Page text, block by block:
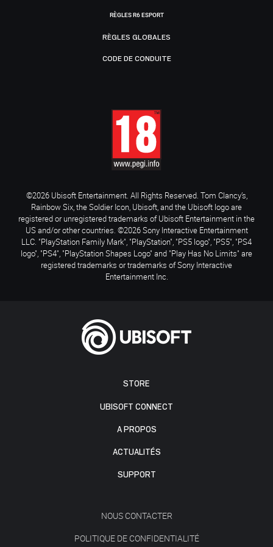
STORE
UBISOFT CONNECT
A PROPOS
ACTUALITÉS
SUPPORT
NOUS CONTACTER
POLITIQUE DE CONFIDENTIALITÉ
RÈGLES R6 ESPORT
RÈGLES GLOBALES
CODE DE CONDUITE
©2026 Ubisoft Entertainment. All Rights Reserved. Tom Clancy’s,
Rainbow Six, the Soldier Icon, Ubisoft, and the Ubisoft logo are
registered or unregistered trademarks of Ubisoft Entertainment in the
US and/or other countries. ©2026 Sony Interactive Entertainment
LLC. "PlayStation Family Mark", "PlayStation", "PS5 logo", "PS5", "PS4
logo", "PS4", "PlayStation Shapes Logo" and "Play Has No Limits" are
registered trademarks or trademarks of Sony Interactive
Entertainment Inc.